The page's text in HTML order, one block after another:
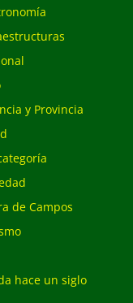
y Provincia
de Campos
hace un siglo